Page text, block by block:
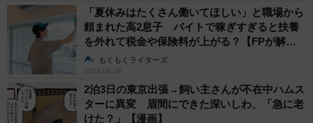
「夏休みはたくさん働いてほしい」と職場から
頼まれた高2息子 バイトで稼ぎすぎると扶養
を外れて税金や保険料が上がる？【FPが解
説】もくもくライターズ
2026.08.08
2泊3日の東京出張→飼い主さんが不在中ハムス
ターに異変 眉間にできた深いしわ、「急に老
けた？」【漫画】